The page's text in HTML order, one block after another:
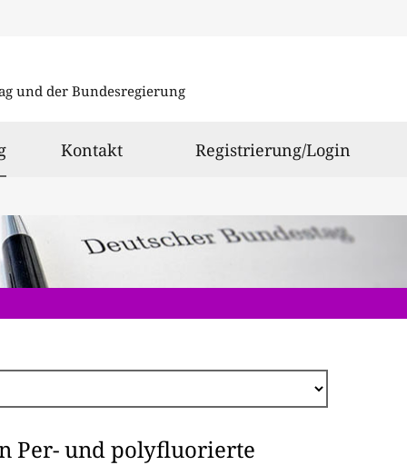
und der Bundesregierung
ausgewählt
Kontakt Registrierung/Login
Per- und polyfluorierte